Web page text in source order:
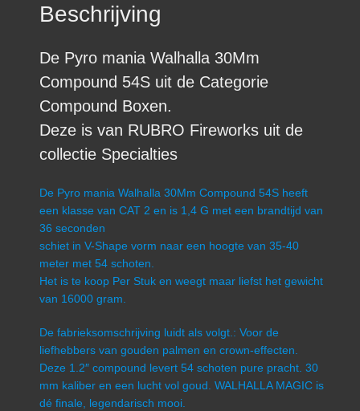
Beschrijving
De Pyro mania Walhalla 30Mm
Compound 54S uit de Categorie
Compound Boxen.
Deze is van RUBRO Fireworks uit de
collectie Specialties
De Pyro mania Walhalla 30Mm Compound 54S heeft
een klasse van CAT 2 en is 1,4 G met een brandtijd van
36 seconden
schiet in V-Shape vorm naar een hoogte van 35-40
meter met 54 schoten.
Het is te koop Per Stuk en weegt maar liefst het gewicht
van 16000 gram.
De fabrieksomschrijving luidt als volgt.: Voor de
liefhebbers van gouden palmen en crown-effecten.
Deze 1.2″ compound levert 54 schoten pure pracht. 30
mm kaliber en een lucht vol goud. WALHALLA MAGIC is
dé finale, legendarisch mooi.